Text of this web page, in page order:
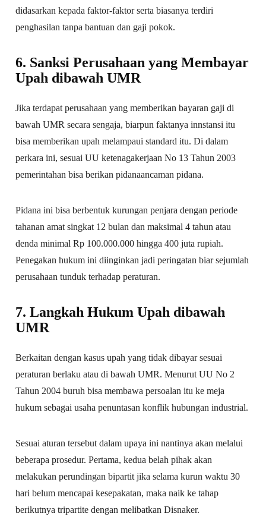
didasarkan kepada faktor-faktor serta biasanya terdiri
penghasilan tanpa bantuan dan gaji pokok.
6. Sanksi Perusahaan yang Membayar
Upah dibawah UMR
Jika terdapat perusahaan yang memberikan bayaran gaji di
bawah UMR secara sengaja, biarpun faktanya innstansi itu
bisa memberikan upah melampaui standard itu. Di dalam
perkara ini, sesuai UU ketenagakerjaan No 13 Tahun 2003
pemerintahan bisa berikan pidanaancaman pidana.
Pidana ini bisa berbentuk kurungan penjara dengan periode
tahanan amat singkat 12 bulan dan maksimal 4 tahun atau
denda minimal Rp 100.000.000 hingga 400 juta rupiah.
Penegakan hukum ini diinginkan jadi peringatan biar sejumlah
perusahaan tunduk terhadap peraturan.
7. Langkah Hukum Upah dibawah
UMR
Berkaitan dengan kasus upah yang tidak dibayar sesuai
peraturan berlaku atau di bawah UMR. Menurut UU No 2
Tahun 2004 buruh bisa membawa persoalan itu ke meja
hukum sebagai usaha penuntasan konflik hubungan industrial.
Sesuai aturan tersebut dalam upaya ini nantinya akan melalui
beberapa prosedur. Pertama, kedua belah pihak akan
melakukan perundingan bipartit jika selama kurun waktu 30
hari belum mencapai kesepakatan, maka naik ke tahap
berikutnya tripartite dengan melibatkan Disnaker.